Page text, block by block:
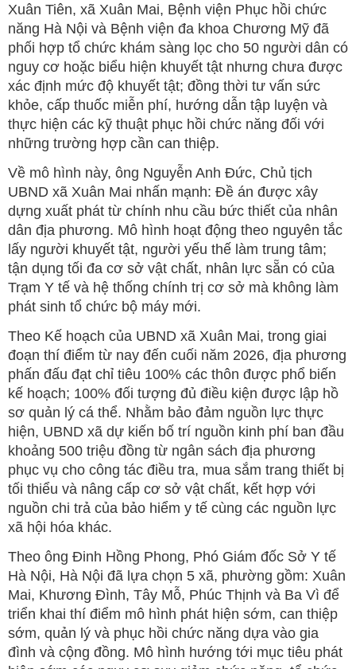
Xuân Tiên, xã Xuân Mai, Bệnh viện Phục hồi chức
năng Hà Nội và Bệnh viện đa khoa Chương Mỹ đã
phối hợp tổ chức khám sàng lọc cho 50 người dân có
nguy cơ hoặc biểu hiện khuyết tật nhưng chưa được
xác định mức độ khuyết tật; đồng thời tư vấn sức
khỏe, cấp thuốc miễn phí, hướng dẫn tập luyện và
thực hiện các kỹ thuật phục hồi chức năng đối với
những trường hợp cần can thiệp.
Về mô hình này, ông Nguyễn Anh Đức, Chủ tịch
UBND xã Xuân Mai nhấn mạnh: Đề án được xây
dựng xuất phát từ chính nhu cầu bức thiết của nhân
dân địa phương. Mô hình hoạt động theo nguyên tắc
lấy người khuyết tật, người yếu thế làm trung tâm;
tận dụng tối đa cơ sở vật chất, nhân lực sẵn có của
Trạm Y tế và hệ thống chính trị cơ sở mà không làm
phát sinh tổ chức bộ máy mới.
Theo Kế hoạch của UBND xã Xuân Mai, trong giai
đoạn thí điểm từ nay đến cuối năm 2026, địa phương
phấn đấu đạt chỉ tiêu 100% các thôn được phổ biến
kế hoạch; 100% đối tượng đủ điều kiện được lập hồ
sơ quản lý cá thể. Nhằm bảo đảm nguồn lực thực
hiện, UBND xã dự kiến bố trí nguồn kinh phí ban đầu
khoảng 500 triệu đồng từ ngân sách địa phương
phục vụ cho công tác điều tra, mua sắm trang thiết bị
tối thiểu và nâng cấp cơ sở vật chất, kết hợp với
nguồn chi trả của bảo hiểm y tế cùng các nguồn lực
xã hội hóa khác.
Theo ông Đinh Hồng Phong, Phó Giám đốc Sở Y tế
Hà Nội, Hà Nội đã lựa chọn 5 xã, phường gồm: Xuân
Mai, Khương Đình, Tây Mỗ, Phúc Thịnh và Ba Vì để
triển khai thí điểm mô hình phát hiện sớm, can thiệp
sớm, quản lý và phục hồi chức năng dựa vào gia
đình và cộng đồng. Mô hình hướng tới mục tiêu phát